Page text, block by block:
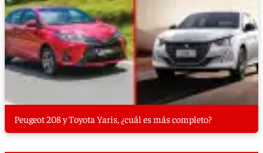
Peugeot 208 y Toyota Yaris, ¿cuál es más completo?